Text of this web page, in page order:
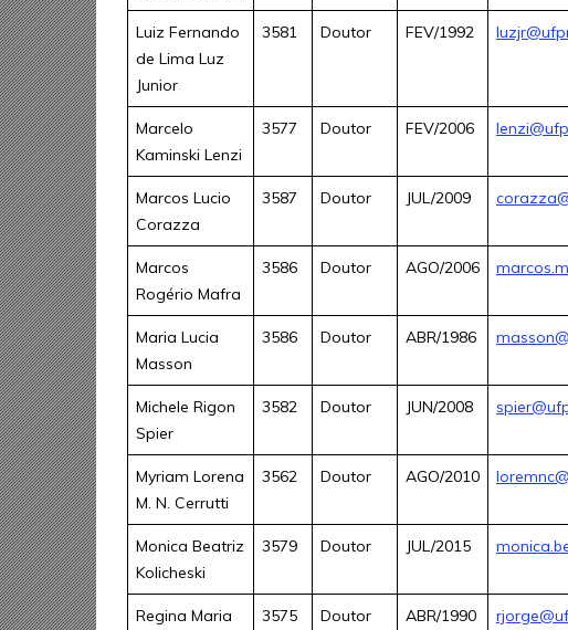
Luiz Fernando
de Lima Luz
Junior
3581 Doutor FEV/1992
Marcelo
Kaminski Lenzi
3577 Doutor FEV/2006
Marcos Lucio
Corazza
3587 Doutor JUL/2009
Marcos
Rogério Mafra
3586 Doutor AGO/2006
Maria Lucia
Masson
3586 Doutor ABR/1986
Michele Rigon
Spier
3582 Doutor JUN/2008
Myriam Lorena
M. N. Cerrutti
3562 Doutor AGO/2010
Monica Beatriz
Kolicheski
3579 Doutor JUL/2015
Regina Maria 3575 Doutor ABR/1990